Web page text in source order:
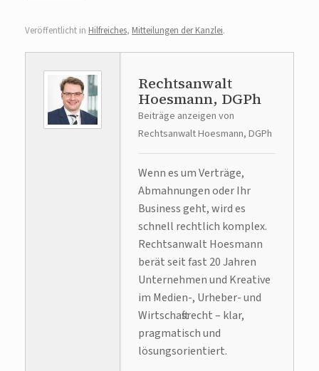
Veröffentlicht in Hilfreiches, Mitteilungen der Kanzlei.
Rechtsanwalt
Hoesmann, DGPh
Beiträge anzeigen von
Rechtsanwalt Hoesmann, DGPh
Wenn es um Verträge,
Abmahnungen oder Ihr
Business geht, wird es
schnell rechtlich komplex.
Rechtsanwalt Hoesmann
berät seit fast 20 Jahren
Unternehmen und Kreative
im Medien-, Urheber- und
Wirtschaftsrecht – klar,
pragmatisch und
lösungsorientiert.